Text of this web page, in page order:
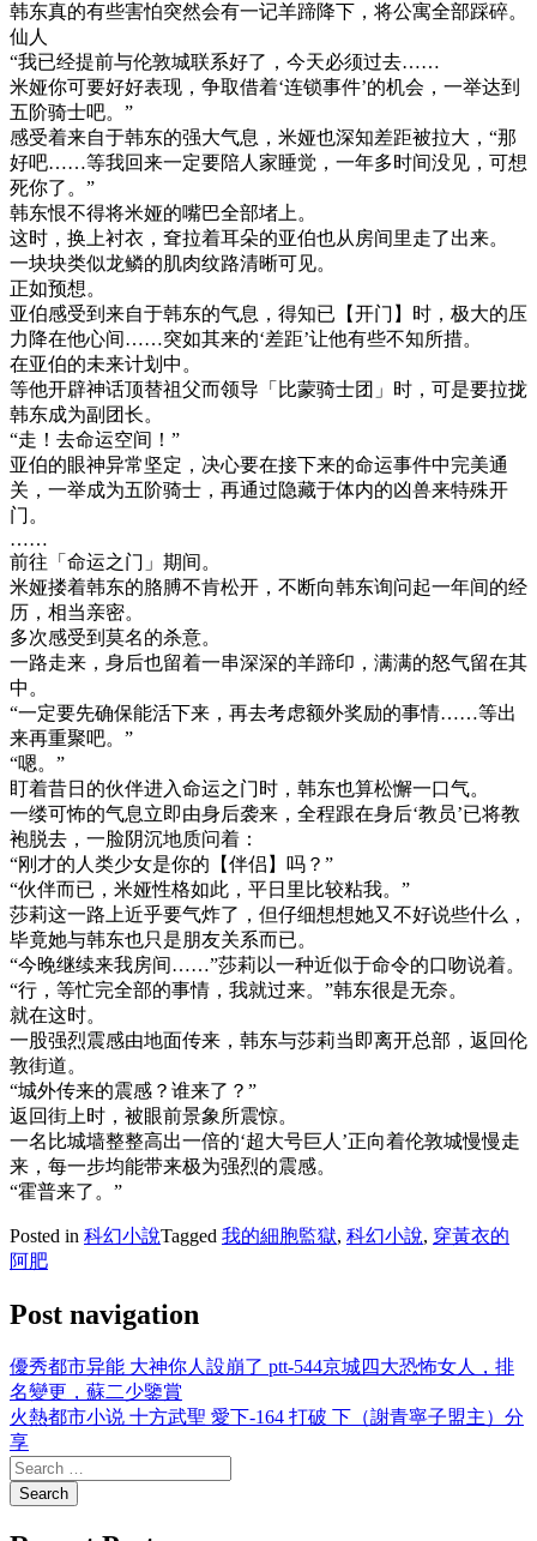
韩东真的有些害怕突然会有一记羊蹄降下，将公寓全部踩碎。
仙人
“我已经提前与伦敦城联系好了，今天必须过去……
米娅你可要好好表现，争取借着‘连锁事件’的机会，一举达到
五阶骑士吧。”
感受着来自于韩东的强大气息，米娅也深知差距被拉大，“那
好吧……等我回来一定要陪人家睡觉，一年多时间没见，可想
死你了。”
韩东恨不得将米娅的嘴巴全部堵上。
这时，换上衬衣，耷拉着耳朵的亚伯也从房间里走了出来。
一块块类似龙鳞的肌肉纹路清晰可见。
正如预想。
亚伯感受到来自于韩东的气息，得知已【开门】时，极大的压
力降在他心间……突如其来的‘差距’让他有些不知所措。
在亚伯的未来计划中。
等他开辟神话顶替祖父而领导「比蒙骑士团」时，可是要拉拢
韩东成为副团长。
“走！去命运空间！”
亚伯的眼神异常坚定，决心要在接下来的命运事件中完美通
关，一举成为五阶骑士，再通过隐藏于体内的凶兽来特殊开
门。
……
前往「命运之门」期间。
米娅搂着韩东的胳膊不肯松开，不断向韩东询问起一年间的经
历，相当亲密。
多次感受到莫名的杀意。
一路走来，身后也留着一串深深的羊蹄印，满满的怒气留在其
中。
“一定要先确保能活下来，再去考虑额外奖励的事情……等出
来再重聚吧。”
“嗯。”
盯着昔日的伙伴进入命运之门时，韩东也算松懈一口气。
一缕可怖的气息立即由身后袭来，全程跟在身后‘教员’已将教
袍脱去，一脸阴沉地质问着：
“刚才的人类少女是你的【伴侣】吗？”
“伙伴而已，米娅性格如此，平日里比较粘我。”
莎莉这一路上近乎要气炸了，但仔细想想她又不好说些什么，
毕竟她与韩东也只是朋友关系而已。
“今晚继续来我房间……”莎莉以一种近似于命令的口吻说着。
“行，等忙完全部的事情，我就过来。”韩东很是无奈。
就在这时。
一股强烈震感由地面传来，韩东与莎莉当即离开总部，返回伦
敦街道。
“城外传来的震感？谁来了？”
返回街上时，被眼前景象所震惊。
一名比城墙整整高出一倍的‘超大号巨人’正向着伦敦城慢慢走
来，每一步均能带来极为强烈的震感。
“霍普来了。”
Posted in 科幻小說Tagged 我的細胞監獄, 科幻小說, 穿黃衣的
阿肥
Post navigation
優秀都市异能 大神你人設崩了 ptt-544京城四大恐怖女人，排
名變更，蘇二少鑒賞
火熱都市小说 十方武聖 愛下-164 打破 下（謝青寧子盟主）分
享